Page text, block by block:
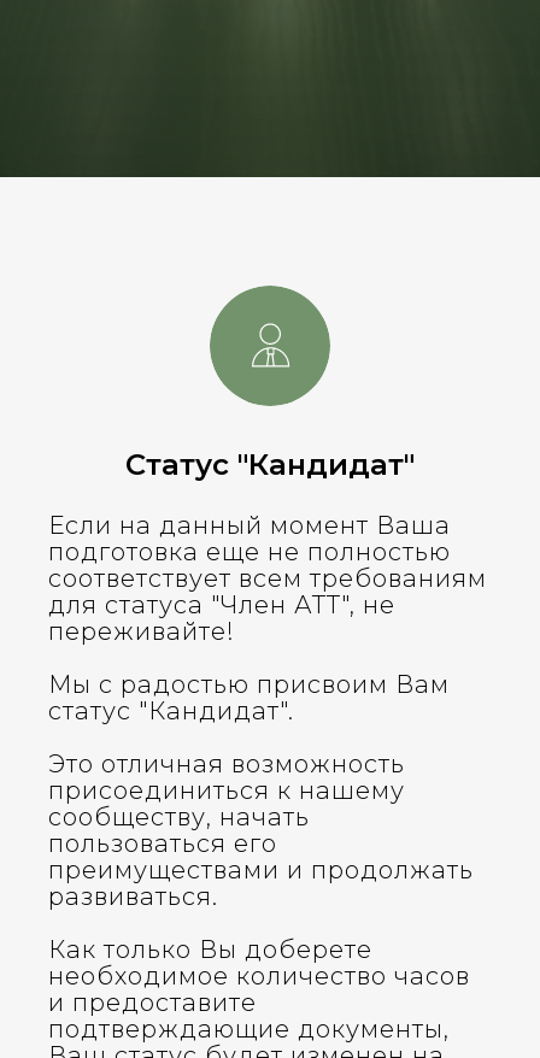
Статус "Кандидат"
Если на данный момент Ваша
подготовка еще не полностью
соответствует всем требованиям
для статуса "Член АТТ", не
переживайте!
Мы с радостью присвоим Вам
статус "Кандидат".
Это отличная возможность
присоединиться к нашему
сообществу, начать
пользоваться его
преимуществами и продолжать
развиваться.
Как только Вы доберете
необходимое количество часов
и предоставите
подтверждающие документы,